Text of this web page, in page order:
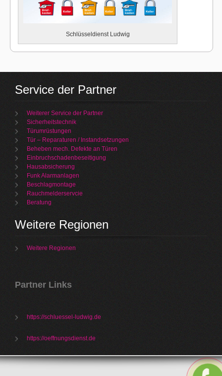
Schlüsseldienst Ludwig
Service der Partner
Weiterer Service der Partner
Sicherheitstechnik
Türumrüstungen
Tür – Reparaturen / Instandsetzungen
Beheben mech. Defekte an Türen
Einbruchschadenbeseitigung
Hausabsicherung
Funk Alarmanlagen
Beschlagmontage
Rauchmelderservcie
Beratung
Weitere Regionen
Weitere Regionen
Partner Links
https://schluessel-ludwig.de
https://oeffnungsdienst.de